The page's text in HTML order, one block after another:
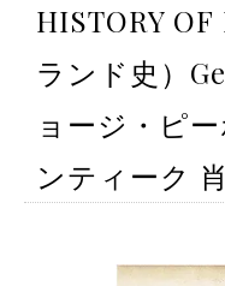
HISTORY
ランド史）
ョージ・ピ
ンティーク